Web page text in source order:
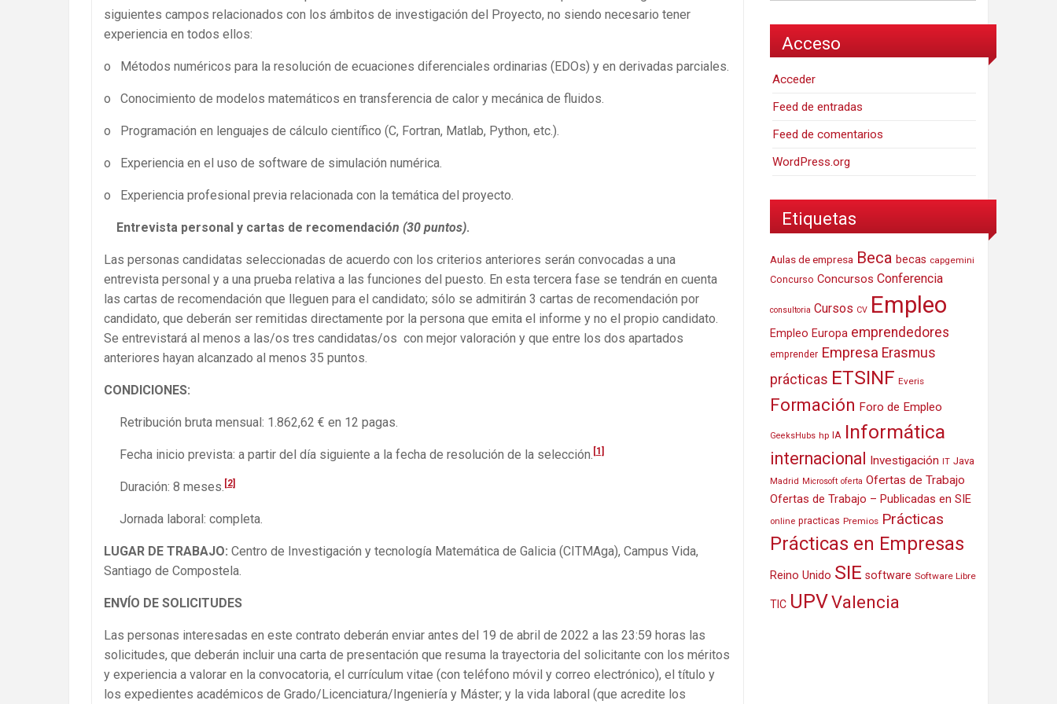
siguientes campos relacionados con los ámbitos de investigación del Proyecto, no siendo necesario tener
experiencia en todos ellos:
o Métodos numéricos para la resolución de ecuaciones diferenciales ordinarias (EDOs) y en derivadas parciales.
o Conocimiento de modelos matemáticos en transferencia de calor y mecánica de fluidos.
o Programación en lenguajes de cálculo científico (C, Fortran, Matlab, Python, etc.).
o Experiencia en el uso de software de simulación numérica.
o Experiencia profesional previa relacionada con la temática del proyecto.
Entrevista personal y cartas de recomendación (30 puntos).
Las personas candidatas seleccionadas de acuerdo con los criterios anteriores serán convocadas a una
entrevista personal y a una prueba relativa a las funciones del puesto. En esta tercera fase se tendrán en cuenta
las cartas de recomendación que lleguen para el candidato; sólo se admitirán 3 cartas de recomendación por
candidato, que deberán ser remitidas directamente por la persona que emita el informe y no el propio candidato.
Se entrevistará al menos a las/os tres candidatas/os con mejor valoración y que entre los dos apartados
anteriores hayan alcanzado al menos 35 puntos.
CONDICIONES:
Retribución bruta mensual: 1.862,62 € en 12 pagas.
Fecha inicio prevista: a partir del día siguiente a la fecha de resolución de la selección. [1]
Duración: 8 meses. [2]
Jornada laboral: completa.
LUGAR DE TRABAJO: Centro de Investigación y tecnología Matemática de Galicia (CITMAga), Campus Vida,
Santiago de Compostela.
ENVÍO DE SOLICITUDES
Las personas interesadas en este contrato deberán enviar antes del 19 de abril de 2022 a las 23:59 horas las
solicitudes, que deberán incluir una carta de presentación que resuma la trayectoria del solicitante con los méritos
y experiencia a valorar en la convocatoria, el currículum vitae (con teléfono móvil y correo electrónico), el título y
los expedientes académicos de Grado/Licenciatura/Ingeniería y Máster; y la vida laboral (que acredite los
Acceso
Acceder
Feed de entradas
Feed de comentarios
WordPress.org
Etiquetas
Aulas de empresa Beca becas capgemini
Concurso Concursos Conferencia
consultoria Cursos CV Empleo
Empleo Europa emprendedores
emprender Empresa Erasmus
prácticas ETSINF Everis
Formación Foro de Empleo
GeeksHubs hp IA Informática
internacional Investigación IT Java
Madrid Microsoft oferta Ofertas de Trabajo
Ofertas de Trabajo – Publicadas en SIE
online practicas Premios Prácticas
Prácticas en Empresas
Reino Unido SIE software Software Libre
TIC UPVValencia